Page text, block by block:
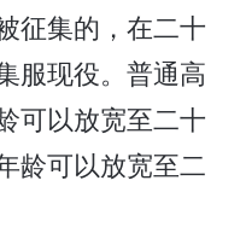
征集的，在二十
服现役。普通高
可以放宽至二十
龄可以放宽至二